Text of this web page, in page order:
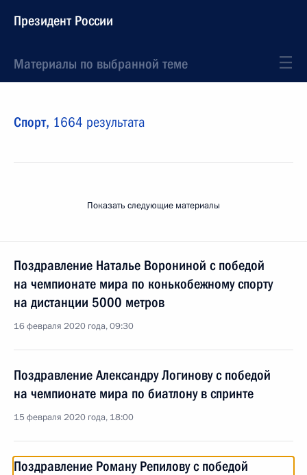
Президент России
Материалы по выбранной теме
Спорт, 1664 результата
Показать следующие материалы
Поздравление Наталье Ворониной с победой
на чемпионате мира по конькобежному спорту
на дистанции 5000 метров
16 февраля 2020 года, 09:30
Поздравление Александру Логинову с победой
на чемпионате мира по биатлону в спринте
15 февраля 2020 года, 18:00
Поздравление Роману Репилову с победой